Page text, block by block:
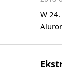
W 24.